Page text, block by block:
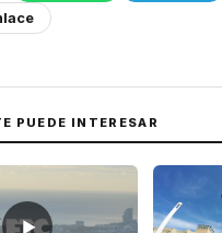
PUEDE INTERESAR
▶